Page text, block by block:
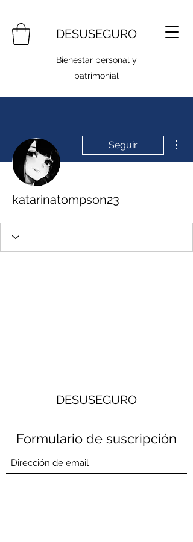
DESUSEGURO
Bienestar personal y
patrimonial
Seguir
katarinatompson23
DESUSEGURO
Formulario de suscripción